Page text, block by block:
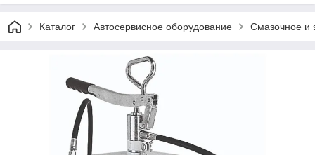
Каталог Автосервисное оборудование Смазочное и